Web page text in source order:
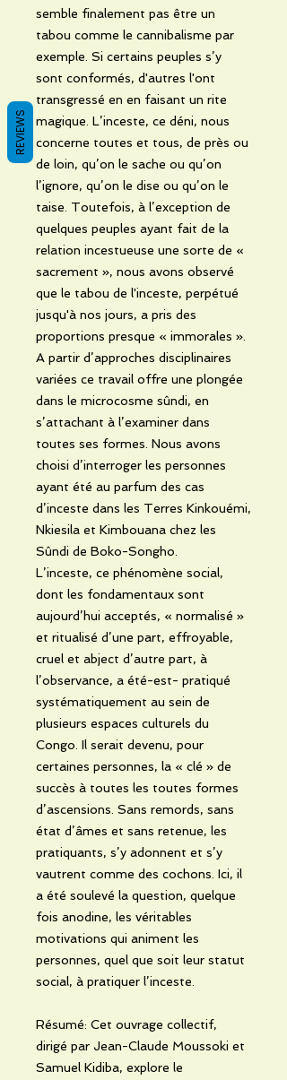
semble finalement pas être un
tabou comme le cannibalisme par
exemple. Si certains peuples s’y
sont conformés, d'autres l'ont
transgressé en en faisant un rite
magique. L’inceste, ce déni, nous
concerne toutes et tous, de près ou
de loin, qu’on le sache ou qu’on
l’ignore, qu’on le dise ou qu’on le
taise. Toutefois, à l’exception de
quelques peuples ayant fait de la
relation incestueuse une sorte de «
sacrement », nous avons observé
que le tabou de l'inceste, perpétué
jusqu'à nos jours, a pris des
proportions presque « immorales ».
A partir d’approches disciplinaires
variées ce travail offre une plongée
dans le microcosme sûndi, en
s’attachant à l’examiner dans
toutes ses formes. Nous avons
choisi d’interroger les personnes
ayant été au parfum des cas
d’inceste dans les Terres Kinkouémi,
Nkiesila et Kimbouana chez les
Sûndi de Boko-Songho.
L’inceste, ce phénomène social,
dont les fondamentaux sont
aujourd’hui acceptés, « normalisé »
et ritualisé d’une part, effroyable,
cruel et abject d’autre part, à
l’observance, a été-est- pratiqué
systématiquement au sein de
plusieurs espaces culturels du
Congo. Il serait devenu, pour
certaines personnes, la « clé » de
succès à toutes les toutes formes
d’ascensions. Sans remords, sans
état d’âmes et sans retenue, les
pratiquants, s’y adonnent et s’y
vautrent comme des cochons. Ici, il
a été soulevé la question, quelque
fois anodine, les véritables
motivations qui animent les
personnes, quel que soit leur statut
social, à pratiquer l’inceste.
Résumé: Cet ouvrage collectif,
dirigé par Jean-Claude Moussoki et
Samuel Kidiba, explore le
REVIEWS